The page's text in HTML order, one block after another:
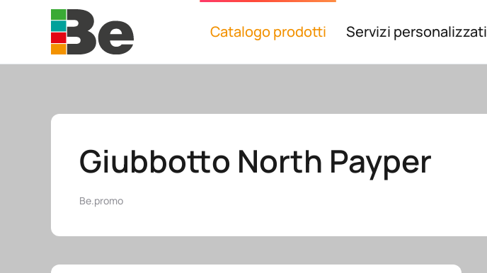
Skip to main content Catalogo prodotti Servizi personalizzati
Giubbotto North Payper
Be.promo